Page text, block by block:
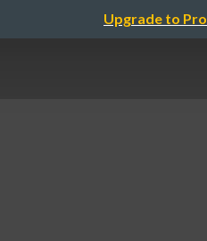
Upgrade to Pro